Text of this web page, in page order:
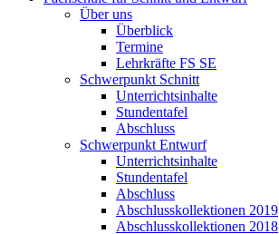
Über uns
Überblick
Termine
Lehrkräfte FS SE
Schwerpunkt Schnitt
Unterrichtsinhalte
Stundentafel
Abschluss
Schwerpunkt Entwurf
Unterrichtsinhalte
Stundentafel
Abschluss
Abschlusskollektionen 2019
Abschlusskollektionen 2018